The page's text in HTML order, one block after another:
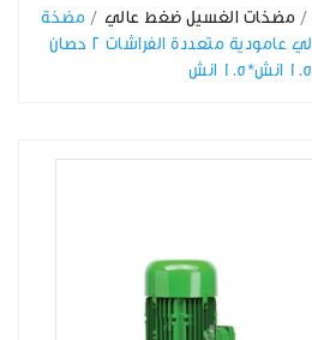
مضخات الغسيل ضغط عالي
مضخة
غسيل روفاتي ايطالي عامودية متعددة الفراشات 2 حصان
1.5 انش*1.5 انش